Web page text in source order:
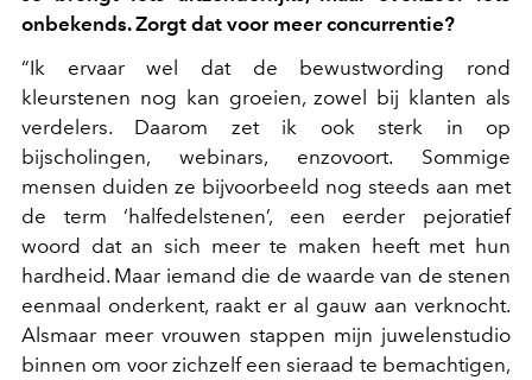
onbekends. Zorgt dat voor meer concurrentie?
“Ik ervaar wel dat de bewustwording rond
kleurstenen nog kan groeien, zowel bij klanten als
verdelers. Daarom zet ik ook sterk in op
bijscholingen, webinars, enzovoort. Sommige
mensen duiden ze bijvoorbeeld nog steeds aan met
de term ‘halfedelstenen’, een eerder pejoratief
woord dat an sich meer te maken heeft met hun
hardheid. Maar iemand die de waarde van de stenen
eenmaal onderkent, raakt er al gauw aan verknocht.
Alsmaar meer vrouwen stappen mijn juwelenstudio
binnen om voor zichzelf een sieraad te bemachtigen,